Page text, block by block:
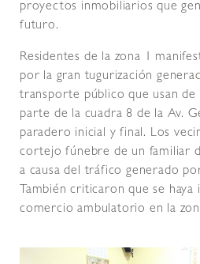
proyectos inmobiliarios que
futuro.
Residentes de la zona 1
por la gran tugurización
transporte público que usan de
parte de la cuadra 8 de la Av.
paradero inicial y final. Los
cortejo fúnebre de un familiar
a causa del tráfico generado
También criticaron que se
comercio ambulatorio en la